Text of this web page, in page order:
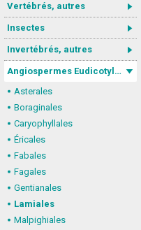
Vertébrés, autres
Insectes
Invertébrés, autres
Angiospermes Eudicotylédones
Asterales
Boraginales
Caryophyllales
Éricales
Fabales
Fagales
Gentianales
Lamiales
Malpighiales